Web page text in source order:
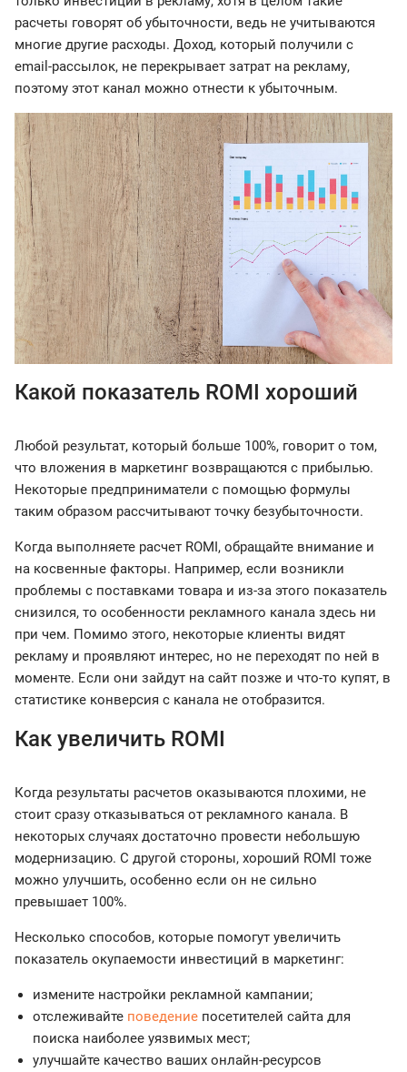
расчеты говорят об убыточности, ведь не учитываются
многие другие расходы. Доход, который получили с
email-рассылок, не перекрывает затрат на рекламу,
поэтому этот канал можно отнести к убыточным.
Какой показатель ROMI хороший
Любой результат, который больше 100%, говорит о том,
что вложения в маркетинг возвращаются с прибылью.
Некоторые предприниматели с помощью формулы
таким образом рассчитывают точку безубыточности.
Когда выполняете расчет ROMI, обращайте внимание и
на косвенные факторы. Например, если возникли
проблемы с поставками товара и из-за этого показатель
снизился, то особенности рекламного канала здесь ни
при чем. Помимо этого, некоторые клиенты видят
рекламу и проявляют интерес, но не переходят по ней в
моменте. Если они зайдут на сайт позже и что-то купят, в
статистике конверсия с канала не отобразится.
Как увеличить ROMI
Когда результаты расчетов оказываются плохими, не
стоит сразу отказываться от рекламного канала. В
некоторых случаях достаточно провести небольшую
модернизацию. С другой стороны, хороший ROMI тоже
можно улучшить, особенно если он не сильно
превышает 100%.
Несколько способов, которые помогут увеличить
показатель окупаемости инвестиций в маркетинг:
измените настройки рекламной кампании;
отслеживайте поведение посетителей сайта для
поиска наиболее уязвимых мест;
улучшайте качество ваших онлайн-ресурсов